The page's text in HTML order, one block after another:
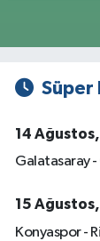
Süper
14
Galatasaray -
15
Konyaspor -